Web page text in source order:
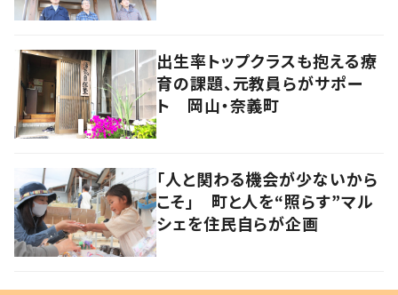
出生率トップクラスも抱える療
育の課題、元教員らがサポー
ト 岡山・奈義町
「人と関わる機会が少ないから
こそ」 町と人を“照らす”マル
シェを住民自らが企画